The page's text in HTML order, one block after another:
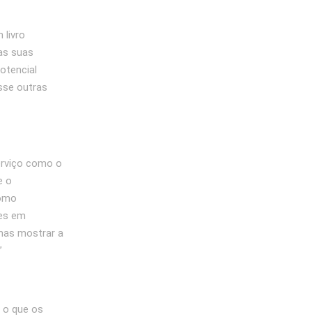
livro
suas
outras
como o
o
em
mostrar a
que os